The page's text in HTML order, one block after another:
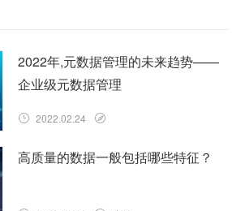
2022年,元数据管理的未来趋势——
企业级元数据管理
2022.02.24
高质量的数据一般包括哪些特征？